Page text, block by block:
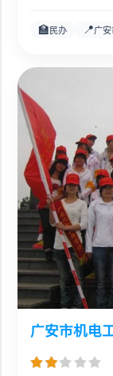
🏫 民办 📍广
广安市机电